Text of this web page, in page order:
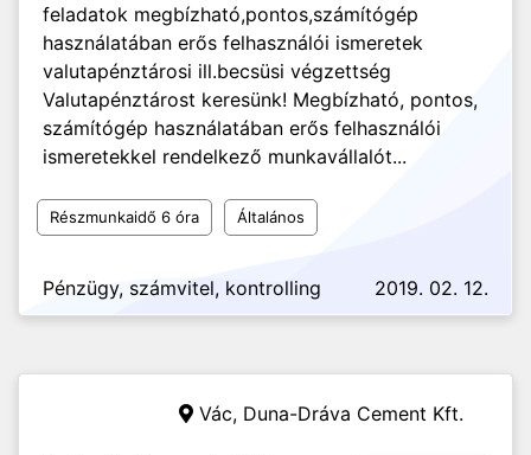
feladatok megbízható,pontos,számítógép
használatában erős felhasználói ismeretek
valutapénztárosi ill.becsüsi végzettség
Valutapénztárost keresünk! Megbízható, pontos,
számítógép használatában erős felhasználói
ismeretekkel rendelkező munkavállalót...
Részmunkaidő 6 óra Általános
Pénzügy, számvitel, kontrolling 2019. 02. 12.
Vác, Duna-Dráva Cement Kft.